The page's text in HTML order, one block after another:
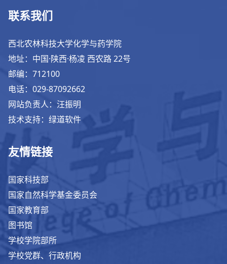
联系我们
西北农林科技大学化学与药学院
地址：中国·陕西·杨凌 西农路 22号
邮编：712100
电话：029-87092662
网站负责人：汪振明
技术支持：绿道软件
友情链接
国家科技部
国家自然科学基金委员会
国家教育部
图书馆
学校学院部所
学校党群、行政机构